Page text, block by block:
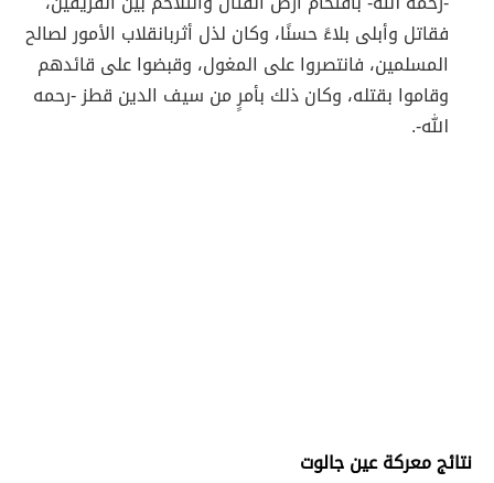
فقاتل وأبلى بلاءً حسنًا، وكان لذل أثربانقلاب الأمور لصالح
المسلمين، فانتصروا على المغول، وقبضوا على قائدهم
وقاموا بقتله، وكان ذلك بأمرٍ من سيف الدين قطز -رحمه
الله-.
نتائج معركة عين جالوت